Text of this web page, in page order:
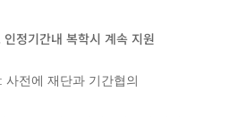
정기간내 복학시 계속 지원
사전에 재단과 기간협의